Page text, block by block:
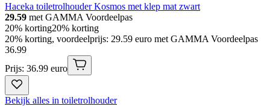
Haceka toiletrolhouder Kosmos met klep mat zwart
29.59 met GAMMA Voordeelpas
20% korting20% korting
20% korting, voordeelprijs: 29.59 euro met GAMMA Voordeelpas
36.99
Prijs: 36.99 euro
Bekijk alles in toiletrolhouder